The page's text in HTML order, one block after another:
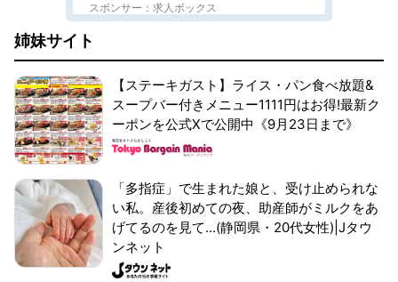
スポンサー：求人ボックス
姉妹サイト
【ステーキガスト】ライス・パン食べ放題&
スープバー付きメニュー1111円はお得!最新ク
ーポンを公式Xで公開中《9月23日まで》
「多指症」で生まれた娘と、受け止められな
い私。産後初めての夜、助産師がミルクをあ
げてるのを見て...(静岡県・20代女性)|Jタウ
ンネット